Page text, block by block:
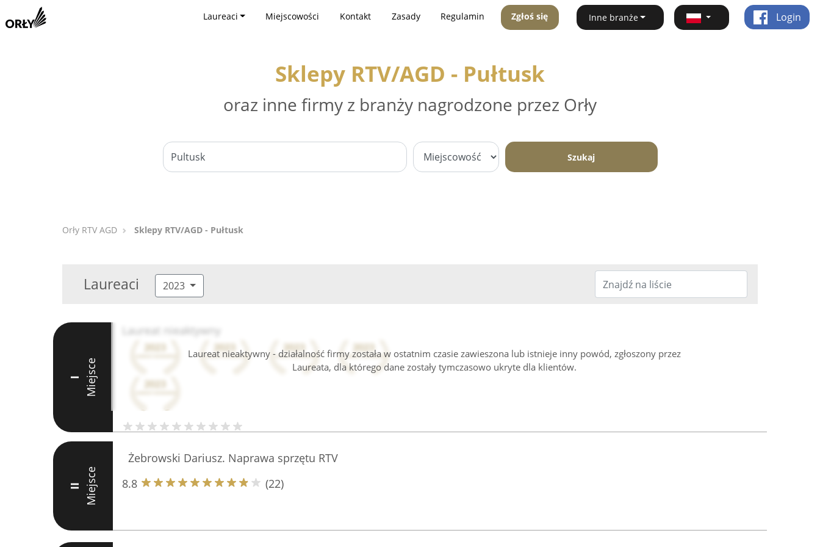
Laureaci Miejscowości Kontakt Zasady Regulamin Zgłoś się Inne branże Login
Sklepy RTV/AGD - Pułtusk
oraz inne firmy z branży nagrodzone przez Orły
Szukaj
Orły RTV AGD Sklepy RTV/AGD - Pułtusk
Laureaci 2023
Laureat nieaktywny - działalność firmy została w ostatnim czasie zawieszona lub istnieje inny powód, zgłoszony przez
Laureata, dla którego dane zostały tymczasowo ukryte dla klientów.
I Miejsce
Laureat nieaktywny
II Miejsce
Żebrowski Dariusz. Naprawa sprzętu RTV
8.8
(22)